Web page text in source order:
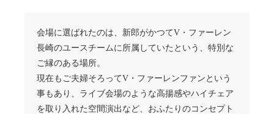
会場に選ばれたのは、新郎がかつてV・ファーレン
長崎のユースチームに所属していたという、特別な
ご縁のある場所。
現在もご夫婦そろってV・ファーレンファンという
事もあり、ライブ会場のような高揚感やハイチェア
を取り入れた空間演出など、おふたりのコンセプト